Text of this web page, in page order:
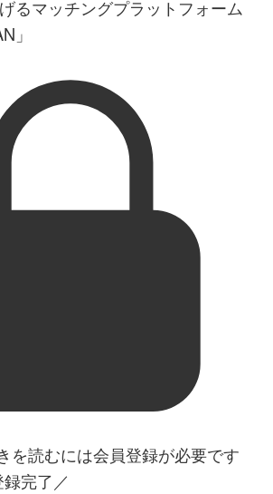
るマッチングプラットフォーム
」
を読むには会員登録が必要です
完了／